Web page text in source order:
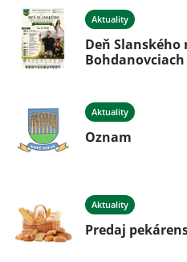
Aktuality
Deň
Bohdanovciach
Aktuality
Oznam
Aktuality
Predaj